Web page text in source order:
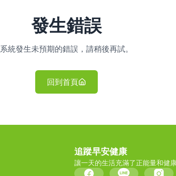
發生錯誤
系統發生未預期的錯誤，請稍後再試。
回到首頁
追蹤早安健康
讓一天的生活充滿了正能量和健